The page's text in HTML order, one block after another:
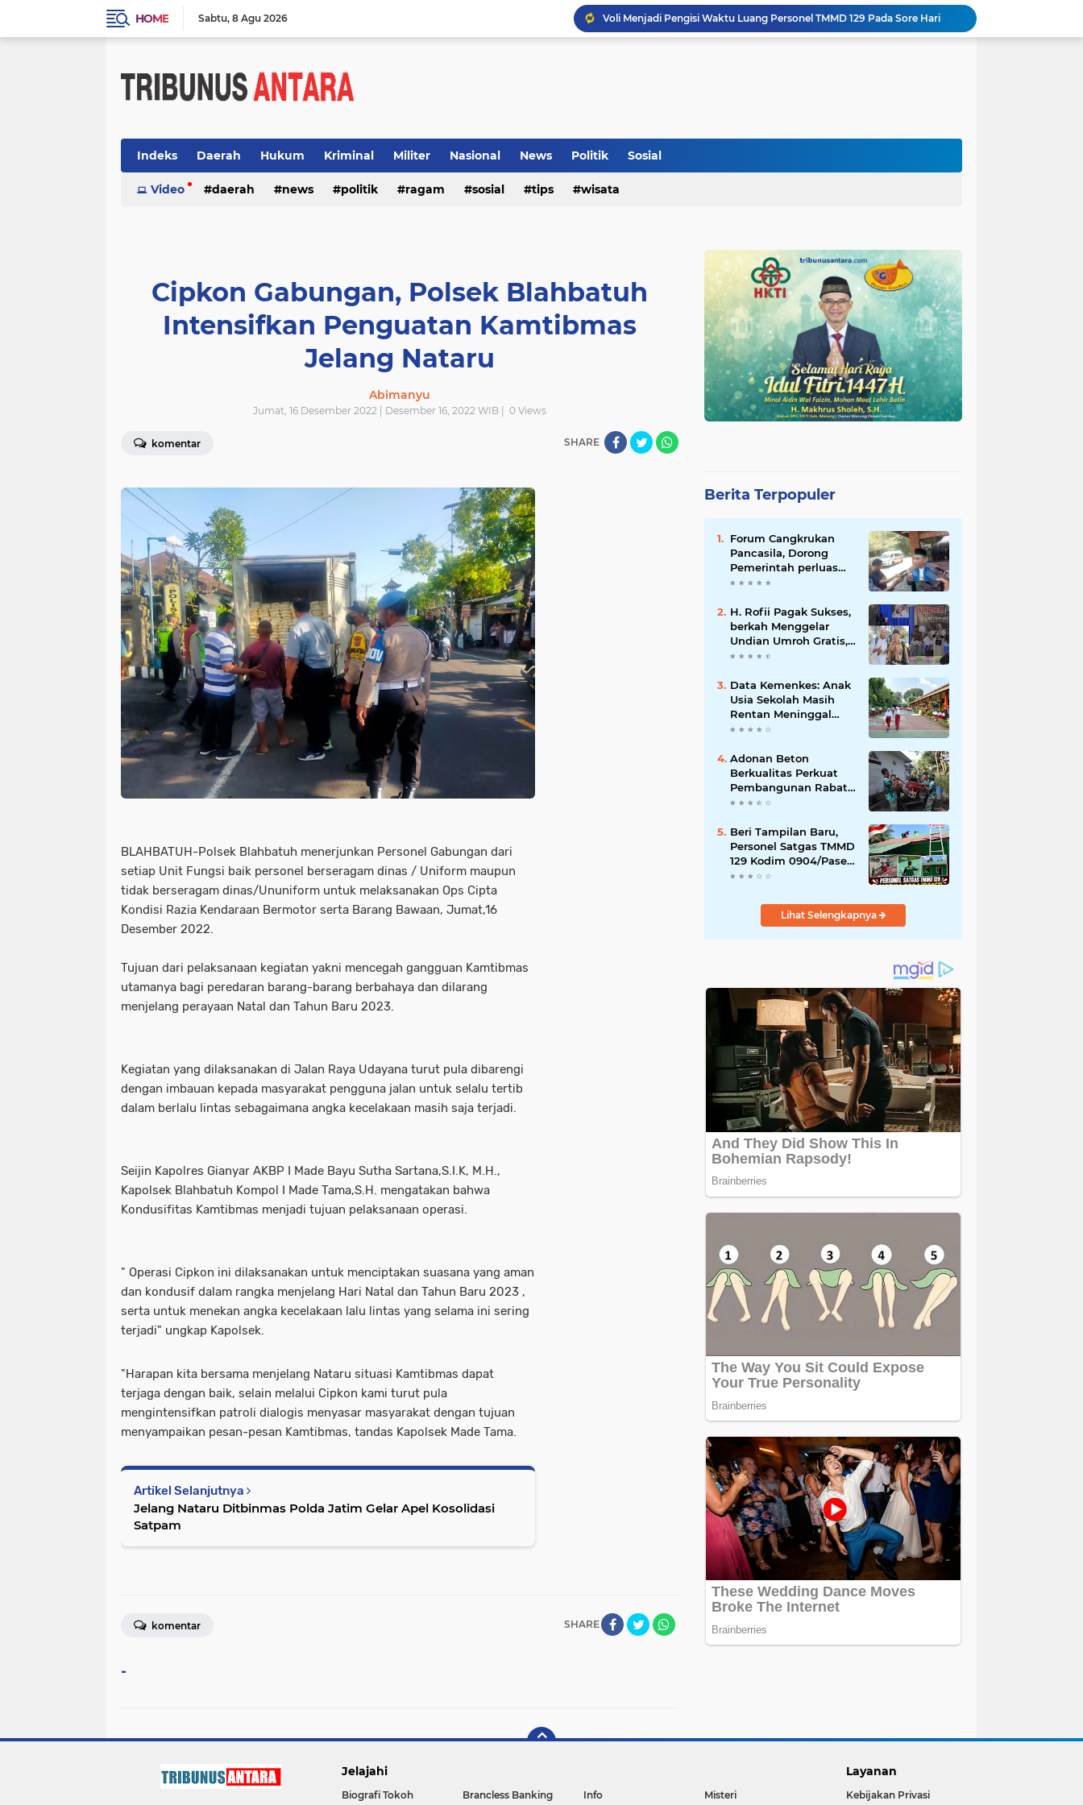
HOME Sabtu 8 Agu 2026
Voli Menjadi Pengisi Waktu Luang Personel TMMD 129 Pada Sore Hari
Gotong Royong Warnai Pengecatan Mushola dalam TMMD ke-129 Kodim 1002/HST
Gus Halim iskandar Ketua DPW. PKB Jatim, Resmikan Kantor Graha Gus Dur dan Masjid Al Iskandariyah, dorong Jadi Pusat Pelayanan Warga dan Dakwah Umat.
Indeks Daerah Hukum Kriminal Militer Nasional News Politik Sosial
Video daerah news politik ragam sosial tips wisata
Cipkon Gabungan, Polsek Blahbatuh
Intensifkan Penguatan Kamtibmas
Jelang Nataru
Abimanyu
Jumat, 16 Desember 2022 | Desember 16, 2022 WIB | 0 Views
komentar SHARE
BLAHBATUH-Polsek Blahbatuh menerjunkan Personel Gabungan dari
setiap Unit Fungsi baik personel berseragam dinas / Uniform maupun
tidak berseragam dinas/Ununiform untuk melaksanakan Ops Cipta
Kondisi Razia Kendaraan Bermotor serta Barang Bawaan, Jumat,16
Desember 2022.
Tujuan dari pelaksanaan kegiatan yakni mencegah gangguan Kamtibmas
utamanya bagi peredaran barang-barang berbahaya dan dilarang
menjelang perayaan Natal dan Tahun Baru 2023.
Kegiatan yang dilaksanakan di Jalan Raya Udayana turut pula dibarengi
dengan imbauan kepada masyarakat pengguna jalan untuk selalu tertib
dalam berlalu lintas sebagaimana angka kecelakaan masih saja terjadi.
Seijin Kapolres Gianyar AKBP I Made Bayu Sutha Sartana,S.I.K, M.H.,
Kapolsek Blahbatuh Kompol I Made Tama,S.H. mengatakan bahwa
Kondusifitas Kamtibmas menjadi tujuan pelaksanaan operasi.
" Operasi Cipkon ini dilaksanakan untuk menciptakan suasana yang aman
dan kondusif dalam rangka menjelang Hari Natal dan Tahun Baru 2023 ,
serta untuk menekan angka kecelakaan lalu lintas yang selama ini sering
terjadi" ungkap Kapolsek.
"Harapan kita bersama menjelang Nataru situasi Kamtibmas dapat
terjaga dengan baik, selain melalui Cipkon kami turut pula
mengintensifkan patroli dialogis menyasar masyarakat dengan tujuan
menyampaikan pesan-pesan Kamtibmas, tandas Kapolsek Made Tama.
Artikel Selanjutnya
Jelang Nataru Ditbinmas Polda Jatim Gelar Apel Kosolidasi
Satpam
SHARE
komentar
-
Berita Terpopuler
Forum Cangkrukan
Pancasila, Dorong
Pemerintah perluas
intensif Perpajakan
UMKM.
H. Rofii Pagak Sukses,
berkah Menggelar
Undian Umroh Gratis,
Wujud Kepedulian
Data Kemenkes: Anak
Usia Sekolah Masih
Rentan Meninggal
Akibat DBD
Adonan Beton
Berkualitas Perkuat
Pembangunan Rabat
Jalan TMMD ke-129 di
Beri Tampilan Baru,
Personel Satgas TMMD
129 Kodim 0904/Paser
Cat Atap Rumah
Lihat Selengkapnya
Jelajahi
Biografi Tokoh Brancless Banking Info Misteri
Layanan
Kebijakan Privasi